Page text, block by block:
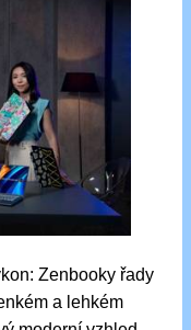
Zenbooky řady
a lehkém